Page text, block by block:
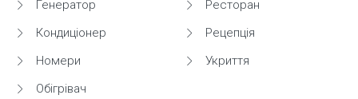
Генератор
Кондиціонер
Номери
Обігрівач
Ресторан
Рецепція
Укриття